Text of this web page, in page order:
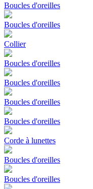
Boucles d'oreilles
Boucles d'oreilles
Collier
Boucles d'oreilles
Boucles d'oreilles
Boucles d'oreilles
Boucles d'oreilles
Corde à lunettes
Boucles d'oreilles
Boucles d'oreilles